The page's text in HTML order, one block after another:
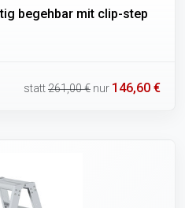
begehbar mit clip-step
statt261,00 € nur 146,60 €